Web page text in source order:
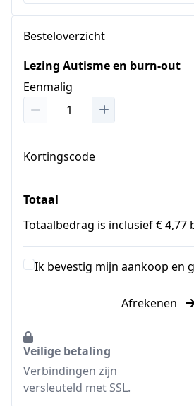
Besteloverzicht
Lezing Autisme en burn-out
Eenmalig
Kortingscode
Totaal
Totaalbedrag is inclusief € 4,77
Ik bevestig mijn aankoop en
Afrekenen
Veilige betaling
Verbindingen zijn
versleuteld met SSL.